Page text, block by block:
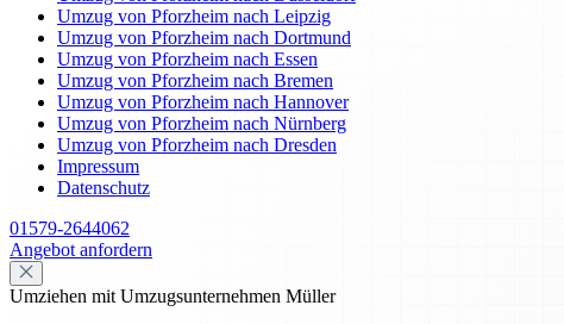
Umzug von Pforzheim nach Leipzig
Umzug von Pforzheim nach Dortmund
Umzug von Pforzheim nach Essen
Umzug von Pforzheim nach Bremen
Umzug von Pforzheim nach Hannover
Umzug von Pforzheim nach Nürnberg
Umzug von Pforzheim nach Dresden
Impressum
Datenschutz
01579-2644062
Angebot anfordern
Umziehen mit Umzugsunternehmen Müller